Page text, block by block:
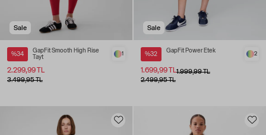
Sale
%34
GapFit Smooth High Rise
Tayt
2.299,99 TL
1
3.499,95 TL
Sale
%32
GapFit Power Etek
1.999,99 TL
1.699,99 TL
2
2.499,95 TL